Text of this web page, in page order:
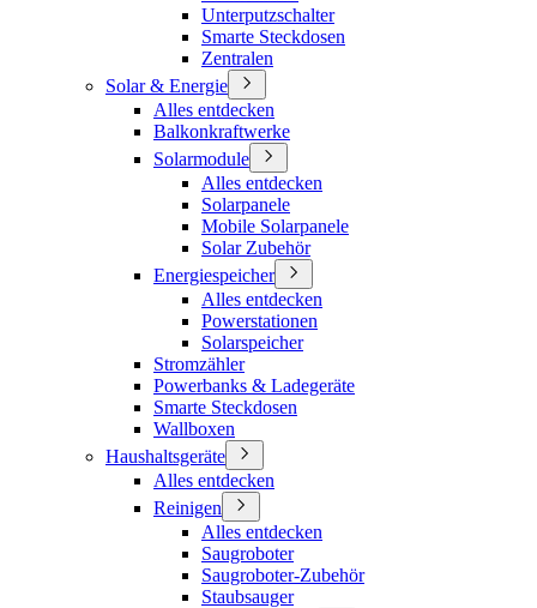
Unterputzschalter
Smarte Steckdosen
Zentralen
Solar & Energie
Alles entdecken
Balkonkraftwerke
Solarmodule
Alles entdecken
Solarpanele
Mobile Solarpanele
Solar Zubehör
Energiespeicher
Alles entdecken
Powerstationen
Solarspeicher
Stromzähler
Powerbanks & Ladegeräte
Smarte Steckdosen
Wallboxen
Haushaltsgeräte
Alles entdecken
Reinigen
Alles entdecken
Saugroboter
Saugroboter-Zubehör
Staubsauger